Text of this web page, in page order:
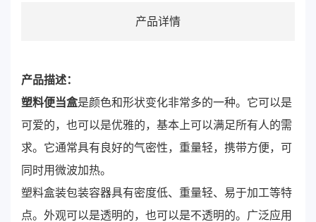
产品详情
产品描述：
塑料便当盒是颜色和形状变化非常多的一种。它可以是
可爱的，也可以是优雅的，基本上可以满足所有人的需
求。它通常具有良好的气密性，重量轻，携带方便，可
同时用微波加热。
塑料盒装包装容器具有密度低、重量轻、易于加工等特
点。外观可以是透明的，也可以是不透明的。广泛应用